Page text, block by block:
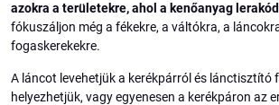
azokra a területekre, ahol a kenőanyag
fókuszáljon még a fékekre, a váltókra, a
fogaskerekekre.
A láncot levehetjük a kerékpárról és lánctisztító
helyezhetjük, vagy egyenesen a kerékpáron az